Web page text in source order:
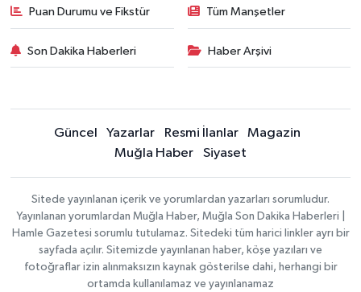
Puan Durumu ve Fikstür Tüm Manşetler
Son Dakika Haberleri Haber Arşivi
Güncel Yazarlar Resmi İlanlar
Magazin
Muğla Haber
Siyaset
Sitede yayınlanan içerik ve yorumlardan yazarları sorumludur.
Yayınlanan yorumlardan Muğla Haber, Muğla Son Dakika Haberleri |
Hamle Gazetesi sorumlu tutulamaz. Sitedeki tüm harici linkler ayrı bir
sayfada açılır. Sitemizde yayınlanan haber, köşe yazıları ve
fotoğraflar izin alınmaksızın kaynak gösterilse dahi, herhangi bir
ortamda kullanılamaz ve yayınlanamaz